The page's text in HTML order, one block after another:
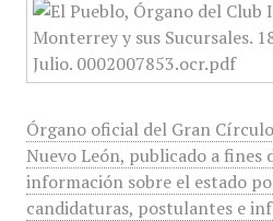
Órgano oficial del Gran
Nuevo León, publicado a fines
información sobre el estado
candidaturas, postulantes e